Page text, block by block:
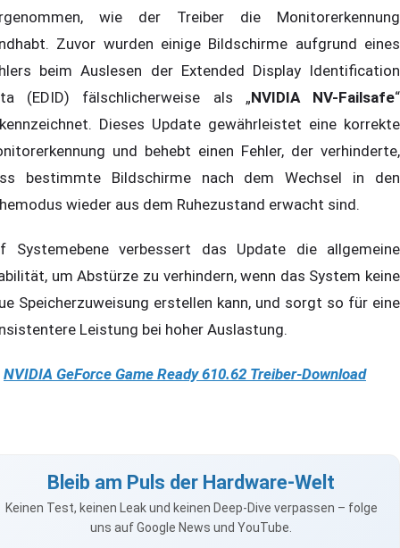
wie der Treiber die Monitorerkennung
Zuvor wurden einige Bildschirme aufgrund eines
beim Auslesen der Extended Display Identification
(EDID) fälschlicherweise als „NVIDIA NV-Failsafe“
Dieses Update gewährleistet eine korrekte
und behebt einen Fehler, der verhinderte,
bestimmte Bildschirme nach dem Wechsel in den
wieder aus dem Ruhezustand erwacht sind.
Systemebene verbessert das Update die allgemeine
um Abstürze zu verhindern, wenn das System keine
Speicherzuweisung erstellen kann, und sorgt so für eine
Leistung bei hoher Auslastung.
NVIDIA GeForce Game Ready 610.62 Treiber-Download
Bleib am Puls der Hardware-Welt
Keinen Test, keinen Leak und keinen Deep-Dive verpassen – folge
uns auf Google News und YouTube.